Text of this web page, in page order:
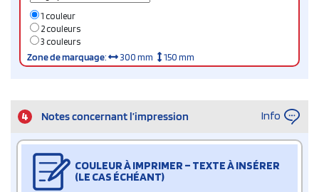
1 couleur
2 couleurs
3 couleurs
Zone de marquage: 300 mm 150 mm
4 Notes concernant l’impression Info
COULEUR À IMPRIMER – TEXTE À INSÉRER
(LE CAS ÉCHÉANT)